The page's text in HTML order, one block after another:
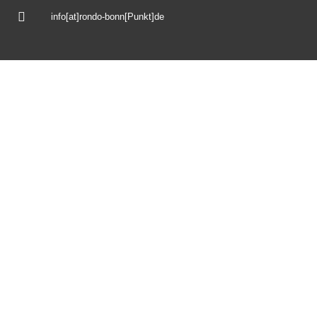
info[at]rondo-bonn[Punkt]de